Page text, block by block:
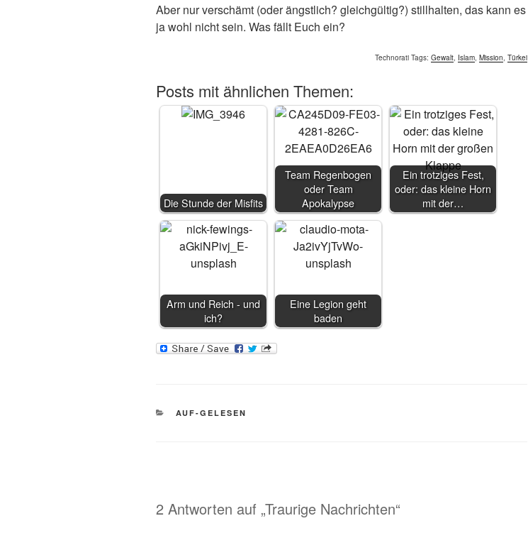
Aber nur verschämt (oder ängstlich? gleichgültig?) stillhalten, das kann es
ja wohl nicht sein. Was fällt Euch ein?
Technorati Tags:Gewalt, Islam,Mission,Türkei
Posts mit ähnlichen Themen:
Die Stunde der Misfits
Team Regenbogen
oder Team
Apokalypse
Ein trotziges Fest,
oder: das kleine Horn
mit der…
Arm und Reich - und
ich?
Eine Legion geht
baden
KATEGORIEN
AUF-GELESEN
2 Antworten auf „Traurige Nachrichten“